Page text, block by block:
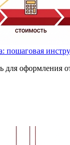
пошаговая
оформления